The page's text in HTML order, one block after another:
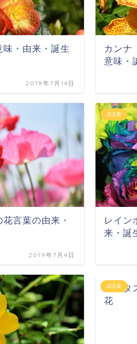
・由来・誕生
2019年7月14日
カンナ
意味・
言葉の由来・
2019年7月4日
花言葉
レイン
来・誕
花言葉
ペンタ
花